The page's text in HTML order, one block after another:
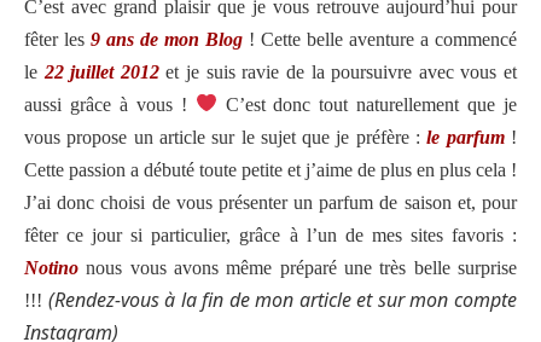
C’est avec grand plaisir que je vous retrouve aujourd’hui pour
fêter les 9 ans de mon Blog ! Cette belle aventure a commencé
le 22 juillet 2012et je suis ravie de la poursuivre avec vous et
aussi grâce à vous !
C’est donc tout naturellement que je
vous propose un article sur le sujet que je préfère :le parfum!
Cette passion a débuté toute petite et j’aime de plus en plus cela !
J’ai donc choisi de vous présenter un parfum de saison et, pour
fêter ce jour si particulier, grâce à l’un de mes sites favoris :
Notino nous vous avons même préparé une très belle surprise
!!! (Rendez-vous à la fin de mon article et sur mon compte
Instagram)